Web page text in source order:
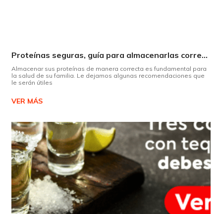
Proteínas seguras, guía para almacenarlas correctamente Copiar
Almacenar sus proteínas de manera correcta es fundamental para
la salud de su familia. Le dejamos algunas recomendaciones que
le serán útiles
VER MÁS